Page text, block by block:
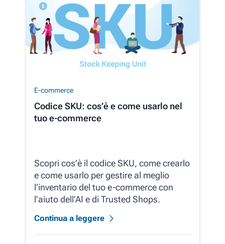
E-commerce
Codice SKU: cos’è e come usarlo nel
tuo e-commerce
Scopri cos’è il codice SKU, come crearlo
e come usarlo per gestire al meglio
l’inventario del tuo e-commerce con
l’aiuto dell’AI e di Trusted Shops.
Continua a leggere